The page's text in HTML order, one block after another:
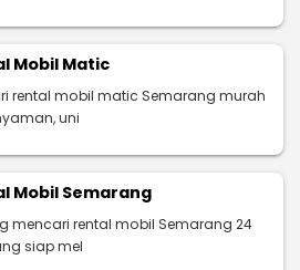
Mobil Matic
rental mobil matic Semarang murah
uni
Mobil Semarang
mencari rental mobil Semarang 24
siap mel